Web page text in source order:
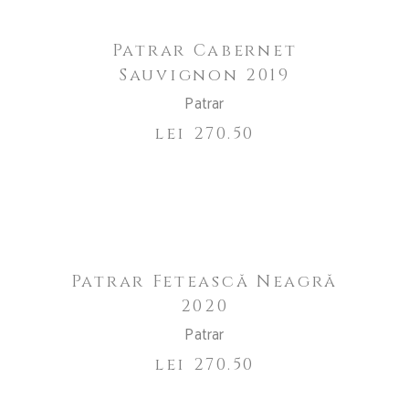
Patrar Cabernet
Sauvignon 2019
Patrar
lei 270.50
Patrar Fetească Neagră
2020
Patrar
lei 270.50